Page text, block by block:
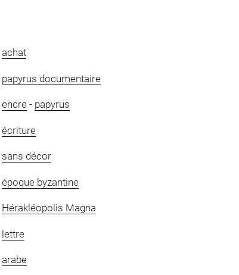
achat
papyrus documentaire
encre- papyrus
écriture
sans décor
époque byzantine
Hérakléopolis Magna
lettre
arabe